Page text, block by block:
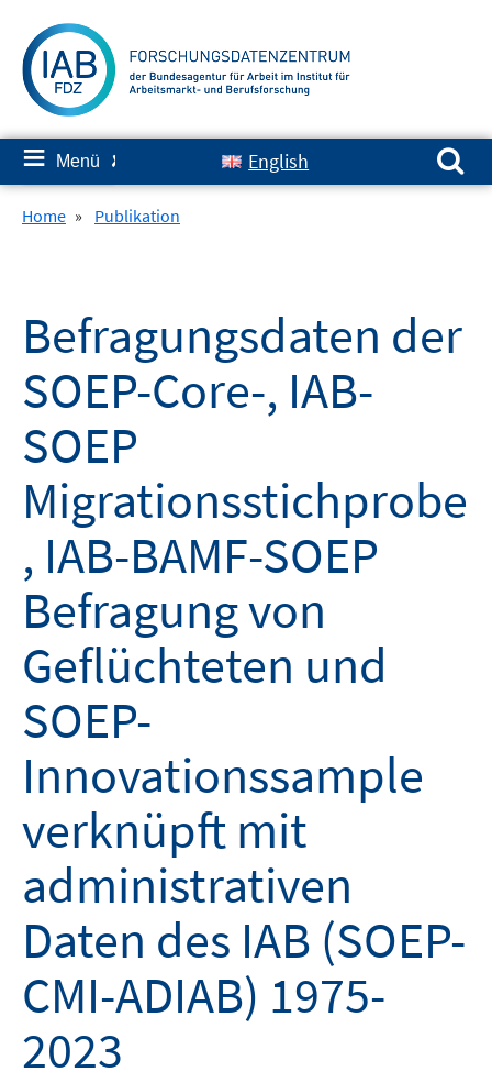
zum
Inhalt
≡ Menü ✘ English
Suchen nach:
Home » Publikation
Befragungsdaten der
SOEP-Core-, IAB-
SOEP
Migrationsstichprobe
, IAB-BAMF-SOEP
Befragung von
Geflüchteten und
SOEP-
Innovationssample
verknüpft mit
administrativen
Daten des IAB (SOEP-
CMI-ADIAB) 1975-
2023